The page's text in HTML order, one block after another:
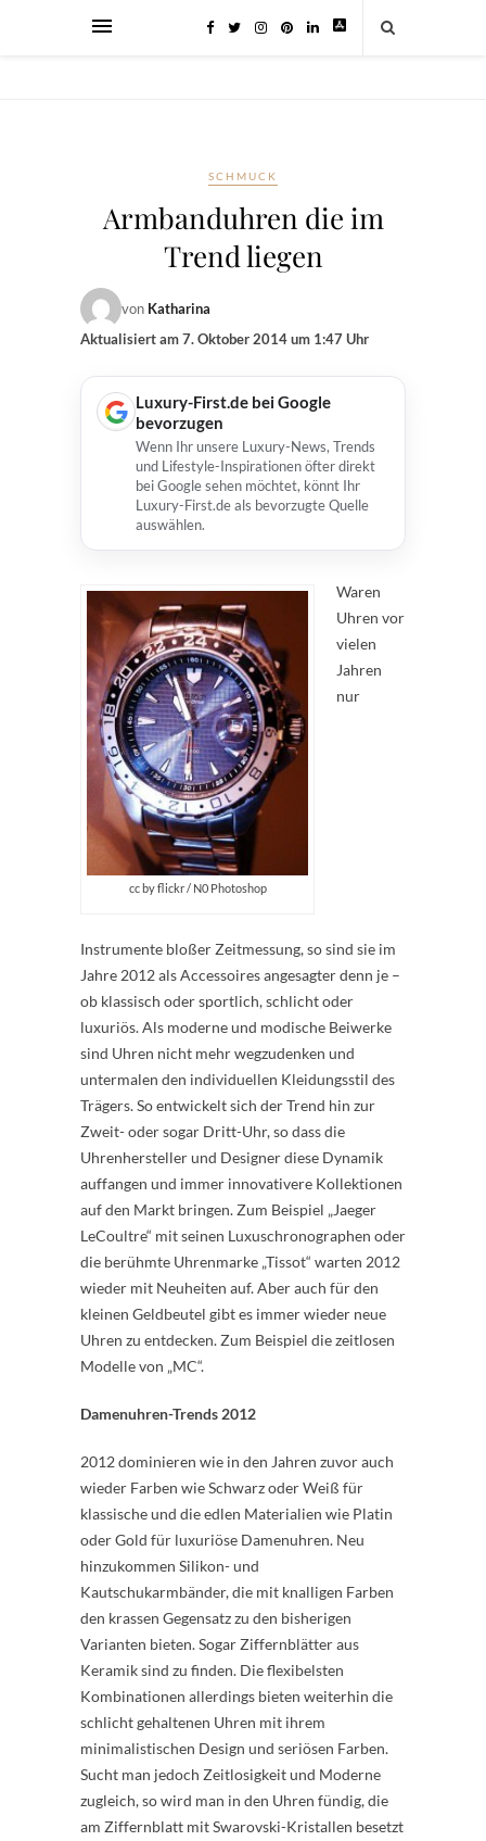
SCHMUCK
Armbanduhren die im
Trend liegen
von Katharina
Aktualisiert am7. Oktober 2014 um 1:47 Uhr
Luxury-First.de bei Google
bevorzugen
Wenn Ihr unsere Luxury-News, Trends
und Lifestyle-Inspirationen öfter direkt
bei Google sehen möchtet, könnt Ihr
Luxury-First.de als bevorzugte Quelle
auswählen.
cc by flickr / N0 Photoshop
Waren
Uhren vor
vielen
Jahren
nur
Instrumente bloßer Zeitmessung, so sind sie im
Jahre 2012 als Accessoires angesagter denn je –
ob klassisch oder sportlich, schlicht oder
luxuriös. Als moderne und modische Beiwerke
sind Uhren nicht mehr wegzudenken und
untermalen den individuellen Kleidungsstil des
Trägers. So entwickelt sich der Trend hin zur
Zweit- oder sogar Dritt-Uhr, so dass die
Uhrenhersteller und Designer diese Dynamik
auffangen und immer innovativere Kollektionen
auf den Markt bringen. Zum Beispiel „Jaeger
LeCoultre“ mit seinen Luxuschronographen oder
die berühmte Uhrenmarke „Tissot“ warten 2012
wieder mit Neuheiten auf. Aber auch für den
kleinen Geldbeutel gibt es immer wieder neue
Uhren zu entdecken. Zum Beispiel die zeitlosen
Modelle von „MC“.
Damenuhren-Trends 2012
2012 dominieren wie in den Jahren zuvor auch
wieder Farben wie Schwarz oder Weiß für
klassische und die edlen Materialien wie Platin
oder Gold für luxuriöse Damenuhren. Neu
hinzukommen Silikon- und
Kautschukarmbänder, die mit knalligen Farben
den krassen Gegensatz zu den bisherigen
Varianten bieten. Sogar Ziffernblätter aus
Keramik sind zu finden. Die flexibelsten
Kombinationen allerdings bieten weiterhin die
schlicht gehaltenen Uhren mit ihrem
minimalistischen Design und seriösen Farben.
Sucht man jedoch Zeitlosigkeit und Moderne
zugleich, so wird man in den Uhren fündig, die
am Ziffernblatt mit Swarovski-Kristallen besetzt